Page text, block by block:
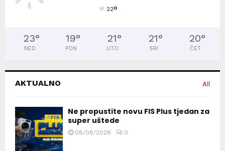
22°
23°
NED
19°
PON
21°
UTO
21°
SRI
20°
ČET
AKTUALNO All
Ne propustite novu FIS Plus tjedan za
super uštede
08/08/2026 0